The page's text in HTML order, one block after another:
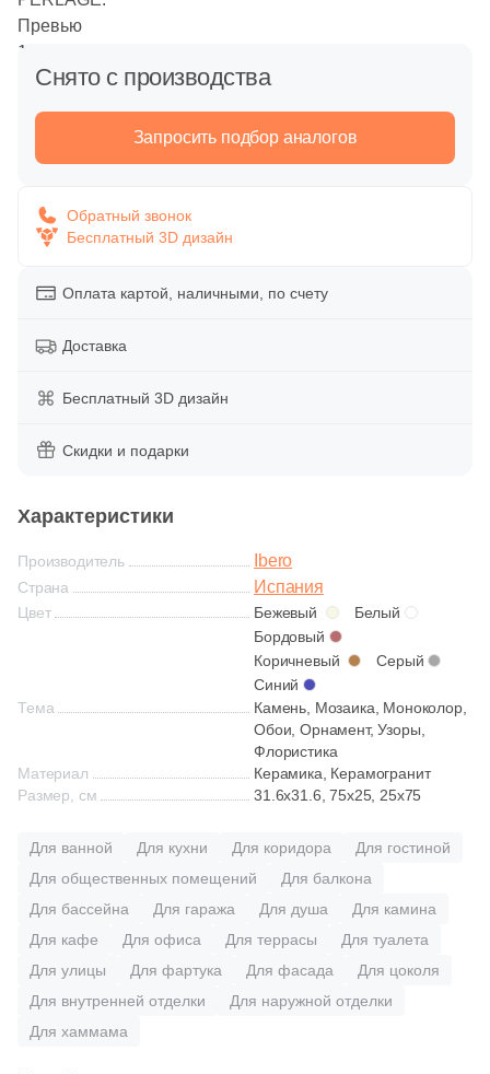
Вакансии
Дипломы и награды
Акции
Время работы:
сб-вс 10:00-18:00
Сопутствующие товары
Распродажи и акции %
Напольная
Декоративные элементы
Матовая
Глазурованная матовая
Лаппатированная
Белая
Характеристики
Производитель Ibero
Страна Испания
Цвет Бежевый
Белый
Бордовый
Коричневый
Серый
Синий
Тема
Камень, Мозаика, Моноколор,
Обои, Орнамент, Узоры,
Флористика
Материал
Керамика, Керамогранит
Размер, см
31.6x31.6, 75x25, 25x75
Для ванной Для кухни Для коридора
Для гостиной
Для общественных помещений
Для балкона
Для бассейна
Для гаража Для душа
Для камина
Для кафе
Для офиса Для террасы
Для туалета
Для улицы
Для фартука Для фасада
Для цоколя
Для внутренней отделки
Для наружной отделки
Для хаммама
Снято с производства
Запросить подбор аналогов
Обратный звонок
Бесплатный 3D дизайн
Оплата картой, наличными, по счету
Доставка
Бесплатный 3D дизайн
Скидки и подарки